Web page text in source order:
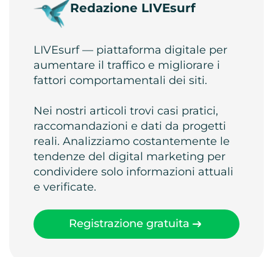
Redazione LIVEsurf
LIVEsurf — piattaforma digitale per
aumentare il traffico e migliorare i
fattori comportamentali dei siti.
Nei nostri articoli trovi casi pratici,
raccomandazioni e dati da progetti
reali. Analizziamo costantemente le
tendenze del digital marketing per
condividere solo informazioni attuali
e verificate.
Registrazione gratuita